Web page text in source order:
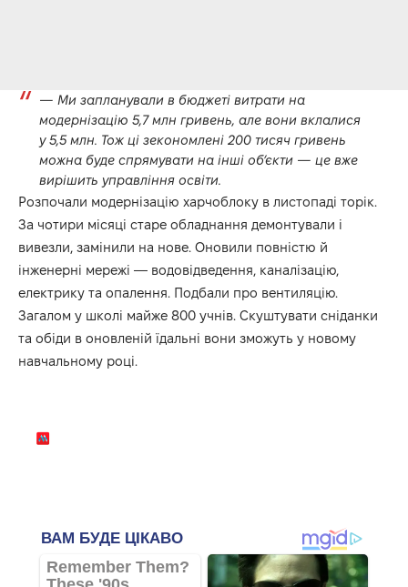
— Ми запланували в бюджеті витрати на
модернізацію 5,7 млн гривень, але вони вклалися
у 5,5 млн. Тож ці зекономлені 200 тисяч гривень
можна буде спрямувати на інші об’єкти — це вже
вирішить управління освіти.
Розпочали модернізацію харчоблоку в листопаді торік.
За чотири місяці старе обладнання демонтували і
вивезли, замінили на нове. Оновили повністю й
інженерні мережі — водовідведення, каналізацію,
електрику та опалення. Подбали про вентиляцію.
Загалом у школі майже 800 учнів. Скуштувати сніданки
та обіди в оновленій їдальні вони зможуть у новому
навчальному році.